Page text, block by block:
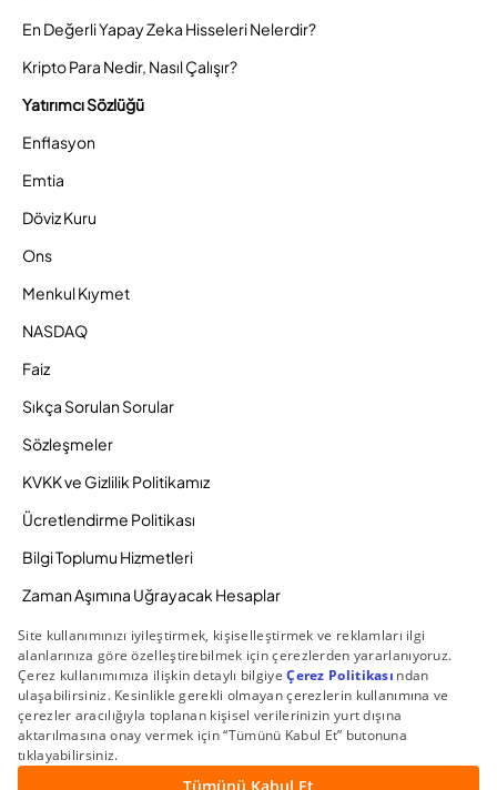
En Değerli Yapay Zeka Hisseleri Nelerdir?
Kripto Para Nedir, Nasıl Çalışır?
Yatırımcı Sözlüğü
Enflasyon
Emtia
Döviz Kuru
Ons
Menkul Kıymet
NASDAQ
Faiz
Sıkça Sorulan Sorular
Sözleşmeler
KVKK ve Gizlilik Politikamız
Ücretlendirme Politikası
Bilgi Toplumu Hizmetleri
Zaman Aşımına Uğrayacak Hesaplar
Duyurular ve Kampanyalar
© 2026 Gedik Yatırım Menkul Değerler AŞ. Tüm Hakları